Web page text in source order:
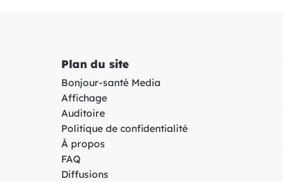
Plan du site
Bonjour-santé Media
Affichage
Auditoire
Politique de confidentialité
À propos
FAQ
Diffusions